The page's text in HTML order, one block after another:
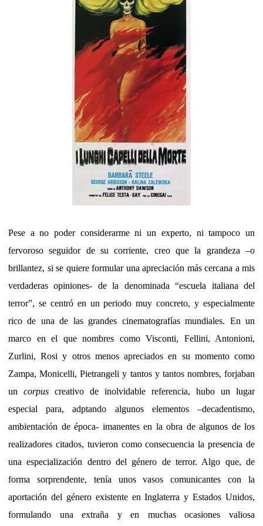
Pese a no poder considerarme ni un experto, ni tampoco un
fervoroso seguidor de su corriente, creo que la grandeza –o
brillantez, si se quiere formular una apreciación más cercana a mis
verdaderas opiniones- de la denominada “escuela italiana del
terror”, se centró en un periodo muy concreto, y especialmente
rico de una de las grandes cinematografías mundiales. En un
marco en el que nombres como Visconti, Fellini, Antonioni,
Zurlini, Rosi y otros menos apreciados en su momento como
Zampa, Monicelli, Pietrangeli y tantos y tantos nombres, forjaban
un corpus creativo de inolvidable referencia, hubo un lugar
especial para, adptando algunos elementos –decadentismo,
ambientación de época- imanentes en la obra de algunos de los
realizadores citados, tuvieron como consecuencia la presencia de
una especialización dentro del género de terror. Algo que, de
forma sorprendente, tenía unos vasos comunicantes con la
aportación del género existente en Inglaterra y Estados Unidos,
formulando una extraña y en muchas ocasiones valiosa